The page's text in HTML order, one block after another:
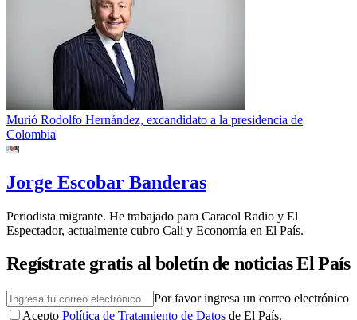
Murió Rodolfo Hernández, excandidato a la presidencia de
Colombia
Jorge Escobar Banderas
Periodista migrante. He trabajado para Caracol Radio y El
Espectador, actualmente cubro Cali y Economía en El País.
Regístrate gratis al boletín de noticias El País
Por favor ingresa un correo electrónico
Acepto Política de Tratamiento de Datos de El País.